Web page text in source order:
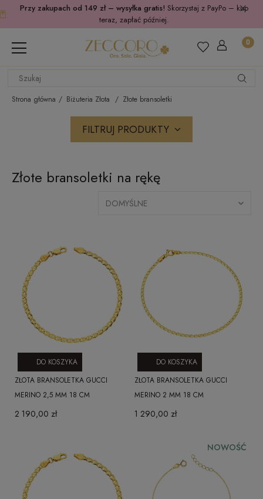
Przy zakupach od 149 zł – wysyłka gratis! Skorzystaj z PayPo – kup
teraz, zapłać później.
Strona główna Biżuteria Złota Złote bransoletki
FILTRUJ PRODUKTY
Złote bransoletki na rękę
ZŁOTA BRANSOLETKA GUCCI
MERINO 2,5 MM 18 CM
2 190,00 zł
DO KOSZYKA
ZŁOTA BRANSOLETKA GUCCI
MERINO 2 MM 18 CM
1 290,00 zł
DO KOSZYKA
NOWOŚĆ